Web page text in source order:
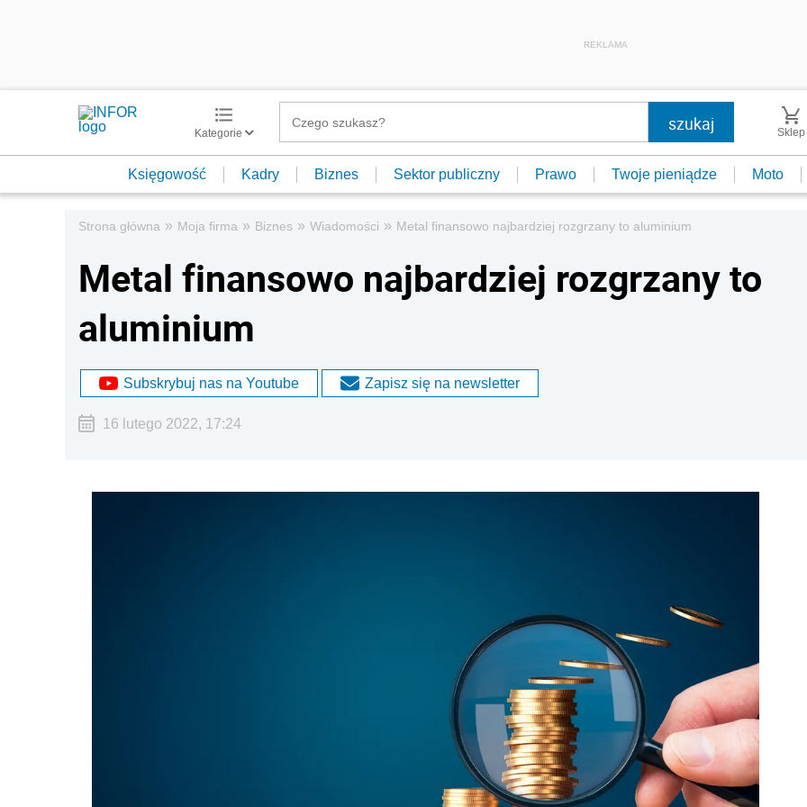
REKLAMA
Kategorie Sklep
Księgowość Kadry Biznes Sektor publiczny Prawo Twoje pieniądze Moto
Strona główna » Moja firma » Biznes » Wiadomości » Metal finansowo najbardziej rozgrzany to aluminium
Metal finansowo najbardziej rozgrzany to
aluminium
Subskrybuj nas na Youtube Zapisz się na newsletter
16 lutego 2022, 17:24